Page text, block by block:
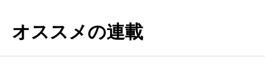
オススメの連載